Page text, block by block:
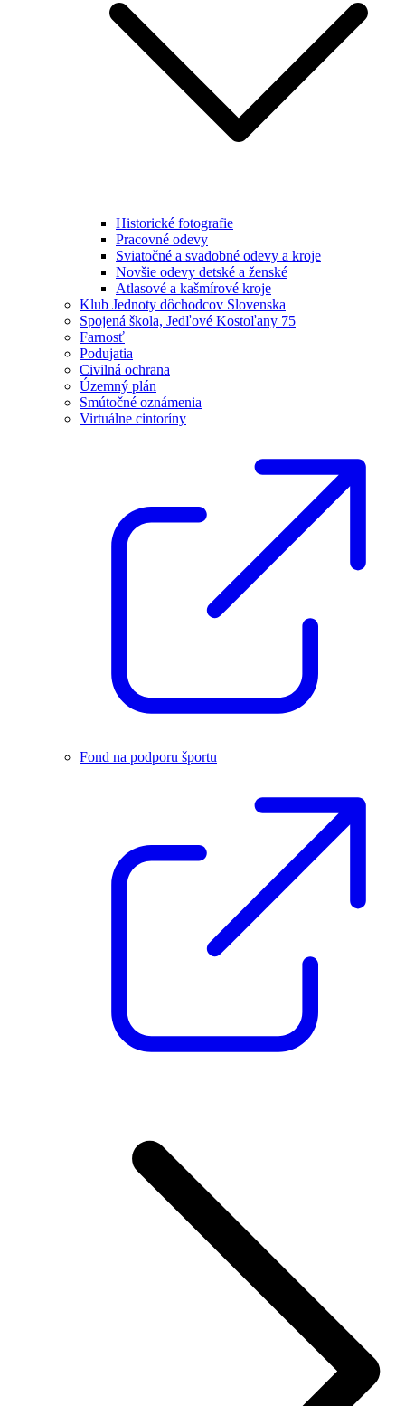
Historické fotografie
Pracovné odevy
Sviatočné a svadobné odevy a kroje
Novšie odevy detské a ženské
Atlasové a kašmírové kroje
Klub Jednoty dôchodcov Slovenska
Spojená škola, Jedľové Kostoľany 75
Farnosť
Podujatia
Civilná ochrana
Územný plán
Smútočné oznámenia
Virtuálne cintoríny
Fond na podporu športu